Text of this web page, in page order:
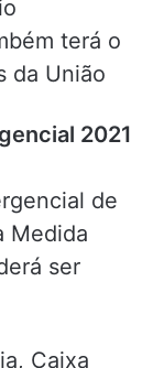
terá o
da União
2021
de
Medida
ser
Caixa